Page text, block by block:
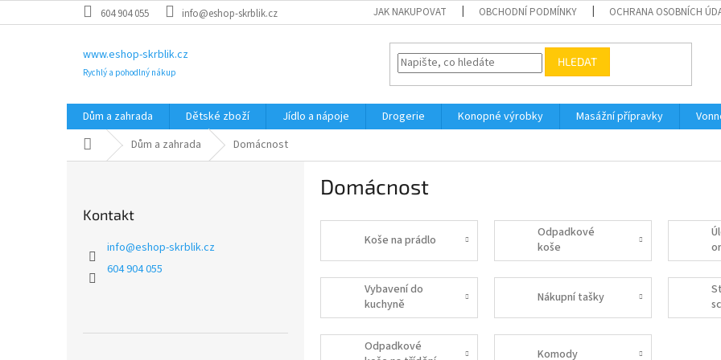
na
604 904 055 info@eshop-skrblik.cz JAK NAKUPOVAT OBCHODNÍ PODMÍNKY OCHRANA OSOBNÍCH
www.eshop-skrblik.cz
Rychlý a pohodlný nákup
HLEDAT
Dům a zahrada Dětské zboží Jídlo a nápoje Drogerie Konopné výrobky Masážní přípravky
Domů Dům a zahrada Domácnost
Kontakt
info@eshop-skrblik.cz
604 904 055
Domácnost
Koše na prádlo
Odpadkové
koše
Vybavení do
kuchyně
Nákupní tašky
Odpadkové
Komody